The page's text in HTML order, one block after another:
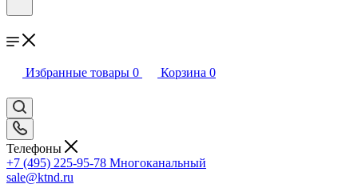
Избранные товары 0 Корзина 0
Телефоны
+7 (495) 225-95-78 Многоканальный
sale@ktnd.ru